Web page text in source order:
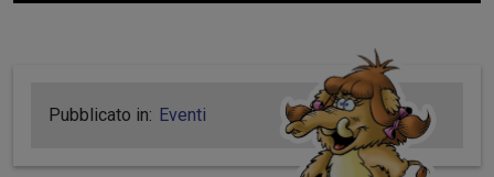
Pubblicato in: Eventi